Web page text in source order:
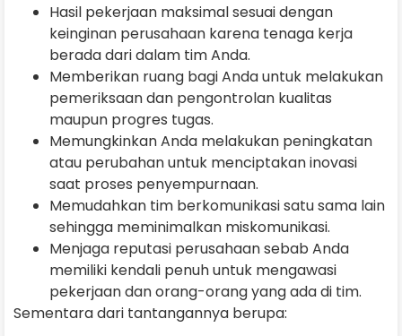
Hasil pekerjaan maksimal sesuai dengan
keinginan perusahaan karena tenaga kerja
berada dari dalam tim Anda.
Memberikan ruang bagi Anda untuk melakukan
pemeriksaan dan pengontrolan kualitas
maupun progres tugas.
Memungkinkan Anda melakukan peningkatan
atau perubahan untuk menciptakan inovasi
saat proses penyempurnaan.
Memudahkan tim berkomunikasi satu sama lain
sehingga meminimalkan miskomunikasi.
Menjaga reputasi perusahaan sebab Anda
memiliki kendali penuh untuk mengawasi
pekerjaan dan orang-orang yang ada di tim.
Sementara dari tantangannya berupa: